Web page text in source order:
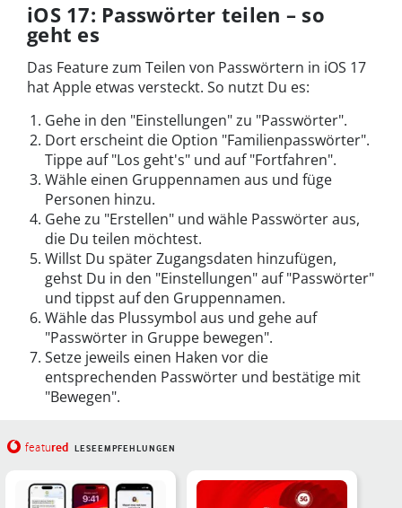
iOS 17: Passwörter teilen – so
geht es
Das Feature zum Teilen von Passwörtern in iOS 17
hat Apple etwas versteckt. So nutzt Du es:
Gehe in den "Einstellungen" zu "Passwörter".
Dort erscheint die Option "Familienpasswörter".
Tippe auf "Los geht's" und auf "Fortfahren".
Wähle einen Gruppennamen aus und füge
Personen hinzu.
Gehe zu "Erstellen" und wähle Passwörter aus,
die Du teilen möchtest.
Willst Du später Zugangsdaten hinzufügen,
gehst Du in den "Einstellungen" auf "Passwörter"
und tippst auf den Gruppennamen.
Wähle das Plussymbol aus und gehe auf
"Passwörter in Gruppe bewegen".
Setze jeweils einen Haken vor die
entsprechenden Passwörter und bestätige mit
"Bewegen".
featured LESEEMPFEHLUNGEN